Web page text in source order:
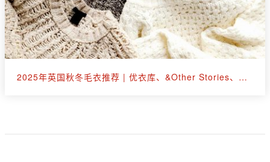
2025年英国秋冬毛衣推荐 | 优衣库、&Other Stories、拉夫劳伦等30+款